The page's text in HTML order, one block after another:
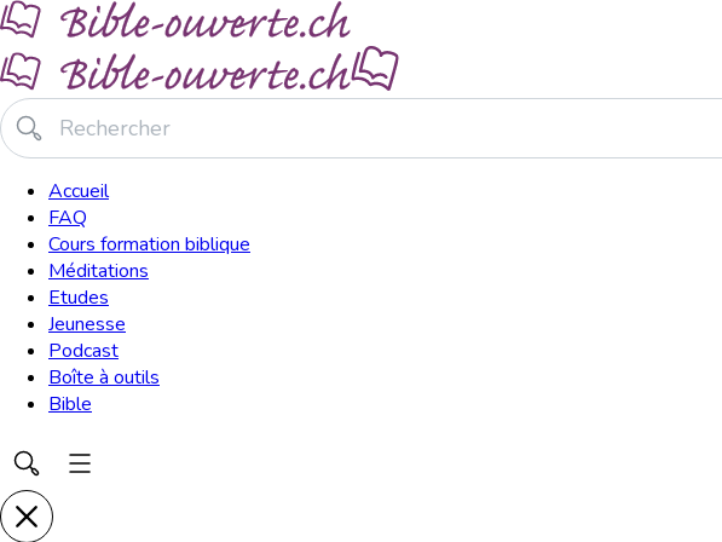
Accueil
FAQ
Cours formation biblique
Méditations
Etudes
Jeunesse
Podcast
Boîte à outils
Bible